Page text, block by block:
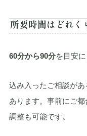
所要時間はどれく
60分から90分を目安に
込み入ったご相談が
あります。事前にご
調整も可能です。